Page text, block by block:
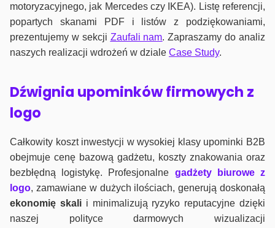
motoryzacyjnego, jak Mercedes czy IKEA). Listę referencji,
popartych skanami PDF i listów z podziękowaniami,
prezentujemy w sekcji Zaufali nam. Zapraszamy do analiz
naszych realizacji wdrożeń w dziale Case Study.
Dźwignia upominków firmowych z
logo
Całkowity koszt inwestycji w wysokiej klasy upominki B2B
obejmuje cenę bazową gadżetu, koszty znakowania oraz
bezbłędną logistykę. Profesjonalne gadżety biurowe z
logo, zamawiane w dużych ilościach, generują doskonałą
ekonomię skalii minimalizują ryzyko reputacyjne dzięki
naszej polityce darmowych wizualizacji